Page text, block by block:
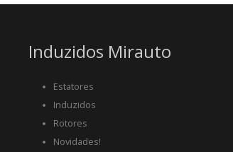
Induzidos Mirauto
Estatores
Induzidos
Rotores
Novidades!